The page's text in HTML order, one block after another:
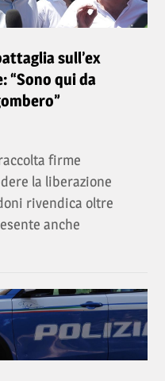
sull’ex
“Sono qui da
firme
la liberazione
rivendica oltre
anche